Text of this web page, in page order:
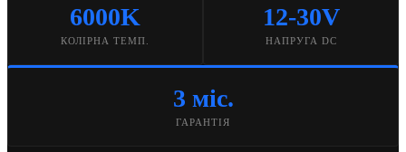
6000K
КОЛІРНА ТЕМП.
12-30V
НАПРУГА DC
3 міс.
ГАРАНТІЯ